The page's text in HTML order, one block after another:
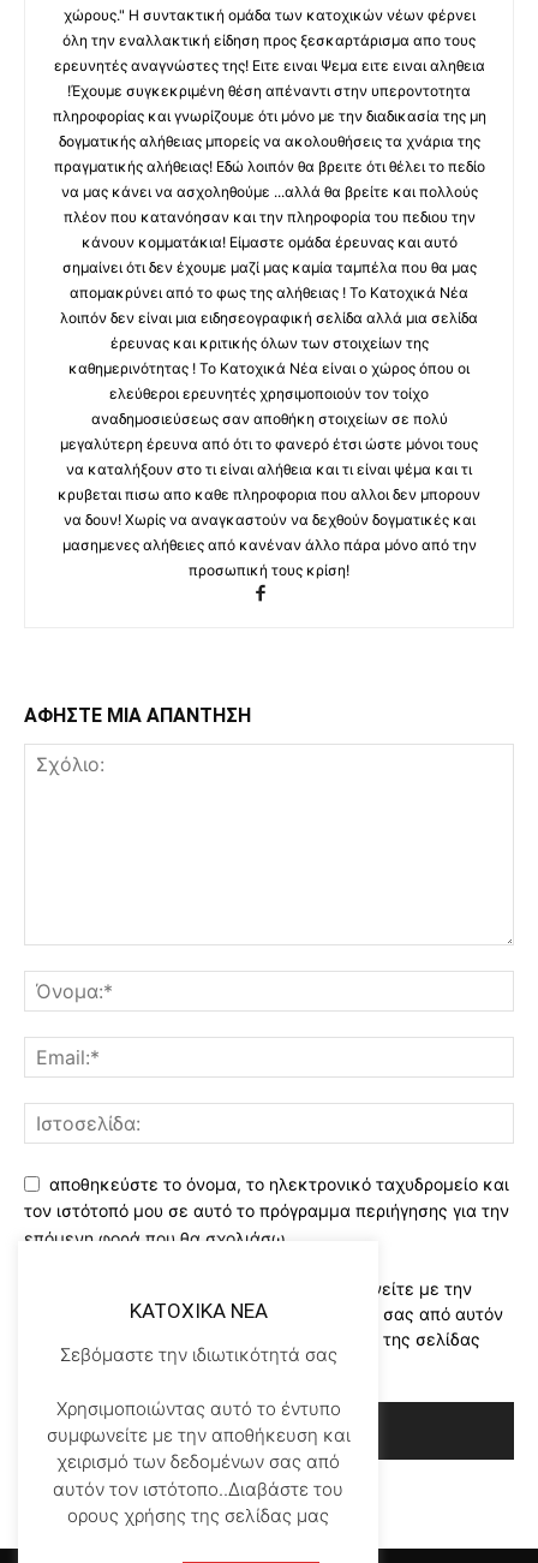
χώρους." Η συντακτική ομάδα των κατοχικών νέων φέρνει
όλη την εναλλακτική είδηση προς ξεσκαρτάρισμα απο τους
ερευνητές αναγνώστες της! Ειτε ειναι Ψεμα ειτε ειναι αληθεια
!Έχουμε συγκεκριμένη θέση απέναντι στην υπεροντοτητα
πληροφορίας και γνωρίζουμε ότι μόνο με την διαδικασία της μη
δογματικής αλήθειας μπορείς να ακολουθήσεις τα χνάρια της
πραγματικής αλήθειας! Εδώ λοιπόν θα βρειτε ότι θέλει το πεδίο
να μας κάνει να ασχοληθούμε ...αλλά θα βρείτε και πολλούς
πλέον που κατανόησαν και την πληροφορία του πεδιου την
κάνουν κομματάκια! Είμαστε ομάδα έρευνας και αυτό
σημαίνει ότι δεν έχουμε μαζί μας καμία ταμπέλα που θα μας
απομακρύνει από το φως της αλήθειας ! Το Κατοχικά Νέα
λοιπόν δεν είναι μια ειδησεογραφική σελίδα αλλά μια σελίδα
έρευνας και κριτικής όλων των στοιχείων της
καθημερινότητας ! Το Κατοχικά Νέα είναι ο χώρος όπου οι
ελεύθεροι ερευνητές χρησιμοποιούν τον τοίχο
αναδημοσιεύσεως σαν αποθήκη στοιχείων σε πολύ
μεγαλύτερη έρευνα από ότι το φανερό έτσι ώστε μόνοι τους
να καταλήξουν στο τι είναι αλήθεια και τι είναι ψέμα και τι
κρυβεται πισω απο καθε πληροφορια που αλλοι δεν μπορουν
να δουν! Χωρίς να αναγκαστούν να δεχθούν δογματικές και
μασημενες αλήθειες από κανέναν άλλο πάρα μόνο από την
προσωπική τους κρίση!
ΑΦΗΣΤΕ ΜΙΑ ΑΠΑΝΤΗΣΗ
αποθηκεύστε το όνομα, το ηλεκτρονικό ταχυδρομείο και
τον ιστότοπό μου σε αυτό το πρόγραμμα περιήγησης για την
επόμενη φορά που θα σχολιάσω.
Χρησιμοποιώντας αυτό το έντυπο συμφωνείτε με την
αποθήκευση και χειρισμό των δεδομένων σας από αυτόν
τον ιστότοπο..Διαβάστε του ορους χρήσης της σελίδας
μας*
KATOXIKA NEA
Σεβόμαστε την ιδιωτικότητά σας
Χρησιμοποιώντας αυτό το έντυπο
συμφωνείτε με την αποθήκευση και
χειρισμό των δεδομένων σας από
αυτόν τον ιστότοπο..Διαβάστε του
ορους χρήσης της σελίδας μας